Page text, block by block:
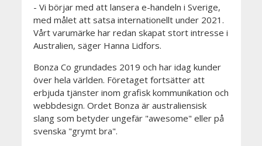
- Vi börjar med att lansera e-handeln i Sverige,
med målet att satsa internationellt under 2021.
Vårt varumärke har redan skapat stort intresse i
Australien, säger Hanna Lidfors.
Bonza Co grundades 2019 och har idag kunder
över hela världen. Företaget fortsätter att
erbjuda tjänster inom grafisk kommunikation och
webbdesign. Ordet Bonza är australiensisk
slang som betyder ungefär "awesome" eller på
svenska "grymt bra".